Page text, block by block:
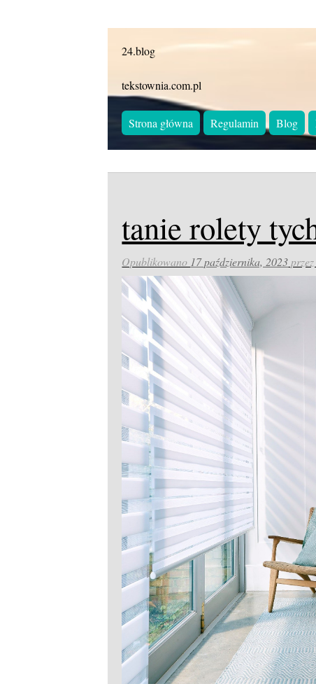
24.blog
tekstownia.com.pl
Strona główna Regulamin Blog
tanie rolety
Opublikowano 17 października, 2023